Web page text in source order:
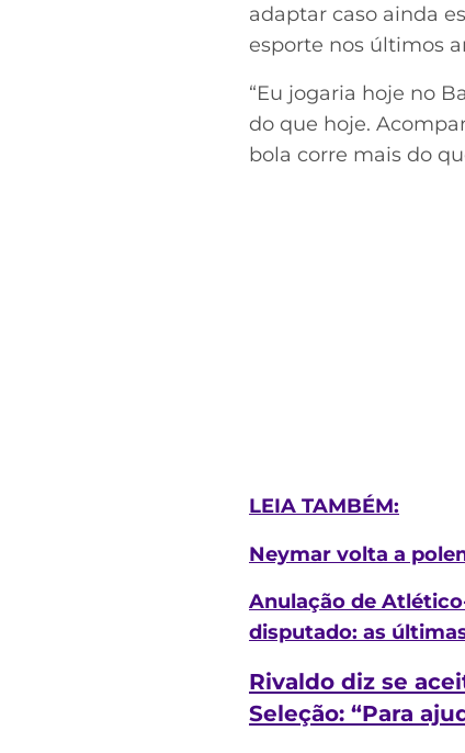
adaptar caso ainda
esporte nos últimos
“Eu jogaria hoje no
do que hoje.
bola corre mais do
LEIA TAMBÉM:
Neymar volta a
Anulação de
disputado: as
Rivaldo diz se
Seleção: “Para